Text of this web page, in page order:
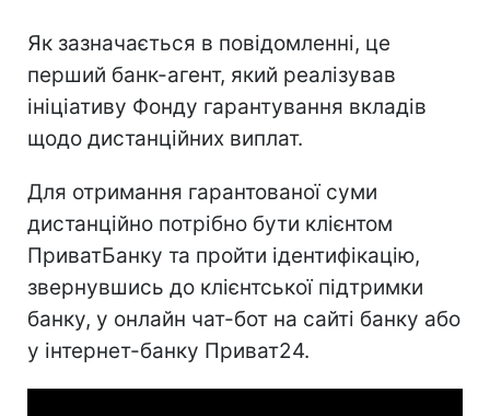
Як зазначається в повідомленні, це
перший банк-агент, який реалізував
ініціативу Фонду гарантування вкладів
щодо дистанційних виплат.
Для отримання гарантованої суми
дистанційно потрібно бути клієнтом
ПриватБанку та пройти ідентифікацію,
звернувшись до клієнтської підтримки
банку, у онлайн чат-бот на сайті банку або
у інтернет-банку Приват24.